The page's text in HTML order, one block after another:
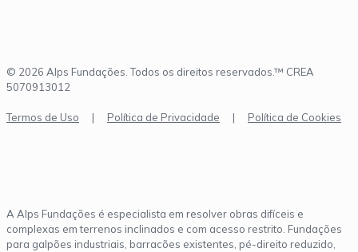
© 2026 Alps Fundações. Todos os direitos reservados.™ CREA
5070913012
Termos de Uso | Política de Privacidade | Política de Cookies
A Alps Fundações é especialista em resolver obras difíceis e
complexas em terrenos inclinados e com acesso restrito. Fundações
para galpões industriais, barracões existentes, pé-direito reduzido,